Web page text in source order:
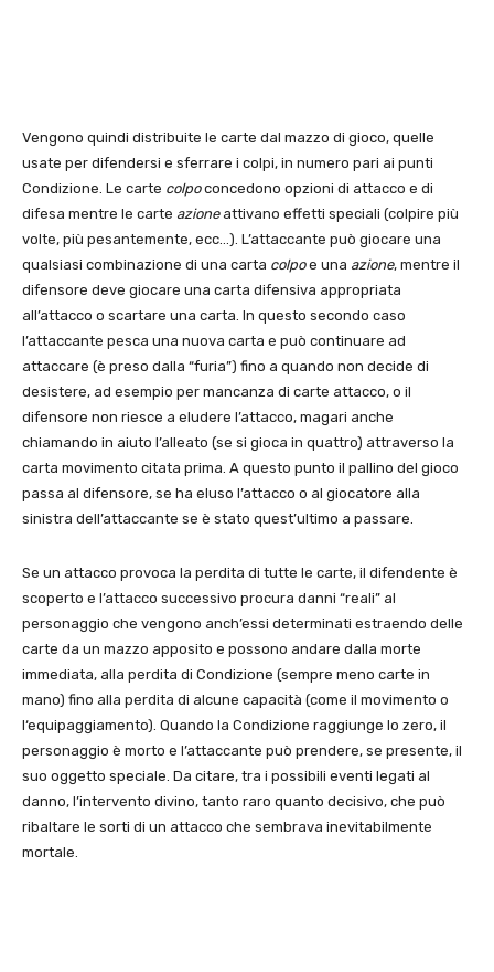
Vengono quindi distribuite le carte dal mazzo di gioco, quelle
usate per difendersi e sferrare i colpi, in numero pari ai punti
Condizione. Le carte colpoconcedono opzioni di attacco e di
difesa mentre le carte azioneattivano effetti speciali (colpire più
volte, più pesantemente, ecc…). L’attaccante può giocare una
qualsiasi combinazione di una carta colpoe una azione, mentre il
difensore deve giocare una carta difensiva appropriata
all’attacco o scartare una carta. In questo secondo caso
l’attaccante pesca una nuova carta e può continuare ad
attaccare (è preso dalla “furia”) fino a quando non decide di
desistere, ad esempio per mancanza di carte attacco, o il
difensore non riesce a eludere l’attacco, magari anche
chiamando in aiuto l’alleato (se si gioca in quattro) attraverso la
carta movimento citata prima. A questo punto il pallino del gioco
passa al difensore, se ha eluso l’attacco o al giocatore alla
sinistra dell’attaccante se è stato quest’ultimo a passare.
Se un attacco provoca la perdita di tutte le carte, il difendente è
scoperto e l’attacco successivo procura danni “reali” al
personaggio che vengono anch’essi determinati estraendo delle
carte da un mazzo apposito e possono andare dalla morte
immediata, alla perdita di Condizione (sempre meno carte in
mano) fino alla perdita di alcune capacità (come il movimento o
l‘equipaggiamento). Quando la Condizione raggiunge lo zero, il
personaggio è morto e l’attaccante può prendere, se presente, il
suo oggetto speciale. Da citare, tra i possibili eventi legati al
danno, l’intervento divino, tanto raro quanto decisivo, che può
ribaltare le sorti di un attacco che sembrava inevitabilmente
mortale.